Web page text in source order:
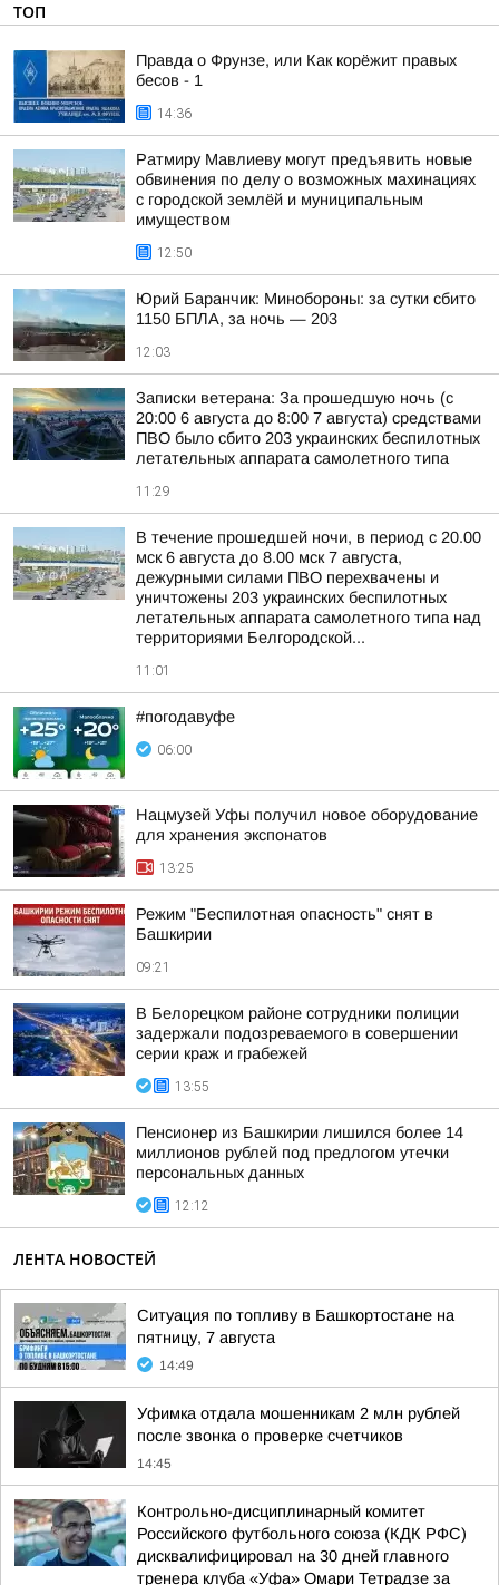
ТОП
Правда о Фрунзе, или Как корёжит правых
бесов - 1
14:36
Ратмиру Мавлиеву могут предъявить новые
обвинения по делу о возможных махинациях
с городской землёй и муниципальным
имуществом
12:50
Юрий Баранчик: Минобороны: за сутки сбито
1150 БПЛА, за ночь — 203
12:03
Записки ветерана: За прошедшую ночь (с
20:00 6 августа до 8:00 7 августа) средствами
ПВО было сбито 203 украинских беспилотных
летательных аппарата самолетного типа
11:29
В течение прошедшей ночи, в период с 20.00
мск 6 августа до 8.00 мск 7 августа,
дежурными силами ПВО перехвачены и
уничтожены 203 украинских беспилотных
летательных аппарата самолетного типа над
территориями Белгородской...
11:01
#погодавуфе
06:00
Нацмузей Уфы получил новое оборудование
для хранения экспонатов
13:25
Режим "Беспилотная опасность" снят в
Башкирии
09:21
В Белорецком районе сотрудники полиции
задержали подозреваемого в совершении
серии краж и грабежей
13:55
Пенсионер из Башкирии лишился более 14
миллионов рублей под предлогом утечки
персональных данных
12:12
ЛЕНТА НОВОСТЕЙ
Ситуация по топливу в Башкортостане на
пятницу, 7 августа
14:49
Уфимка отдала мошенникам 2 млн рублей
после звонка о проверке счетчиков
14:45
Контрольно-дисциплинарный комитет
Российского футбольного союза (КДК РФС)
дисквалифицировал на 30 дней главного
тренера клуба «Уфа» Омари Тетрадзе за